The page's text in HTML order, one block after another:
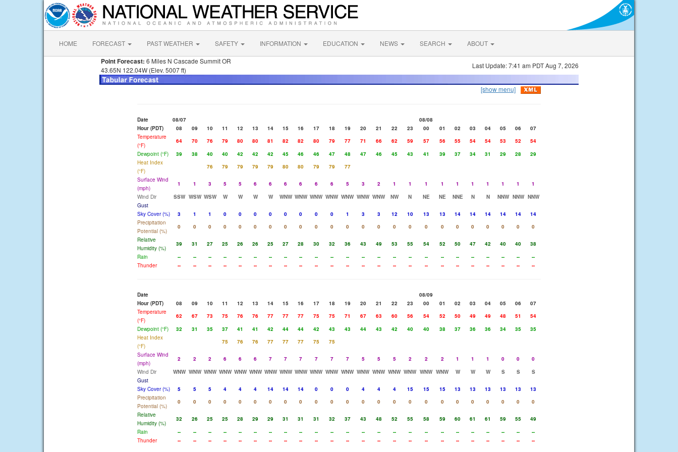
HOME FORECAST PAST WEATHER SAFETY INFORMATION EDUCATION NEWS SEARCH ABOUT
Point Forecast: 6 Miles N Cascade Summit OR
43.65N 122.04W (Elev. 5007 ft)
Last Update: 7:41 am PDT Aug 7, 2026
[show menu]
Date 08/07
08/08
Hour (PDT)
08 09 10 11 12 13 14 15 16 17 18 19 20 21 22 23 00 01 02 03 04 05 06
07
Temperature
(°F)
64 70 76 79 80 80 81 82 82 80 79 77 71 66 62 59 57 56 55 54 54 53 52
54
Dewpoint (°F)
39 38 40 40 42 42 42 45 46 46 47 48 47 46 45 43 41 39 37 34 31 29 28
29
Heat Index
(°F)
76 79 79 79 79 80 80 79 79
77
Surface Wind
(mph)
1 1 3 5 5 6 6 6 6 6 6 5 3 2 1 1 1 1 1 1 1 1 1
1
Wind Dir
SSW WSW WSW W W W W WNW WNW WNW WNW WNW WNW WNW NW N NE NE NNE N N NNW NNW NNW
Gust
Sky Cover (%)
3 1 1 0 0 0 0 0 0 0 0 1 3 3 12 10 13 13 14 14 14 14 14
14
Precipitation
Potential (%)
0 0 0 0 0 0 0 0 0 0 0 0 0 0 0 0 0 0 0 0 0 0 0
0
Relative
Humidity (%)
39 31 27 25 26 26 25 27 28 30 32 36 43 49 53 55 54 52 50 47 42 40 40
38
Rain
-- -- -- -- -- -- -- -- -- -- -- -- -- -- -- -- -- -- -- -- -- -- --
--
Thunder
-- -- -- -- -- -- -- -- -- -- -- -- -- -- -- -- -- -- -- -- -- -- -- --
Date
08/09
Hour (PDT)
08 09 10 11 12 13 14 15 16 17 18 19 20 21 22 23 00 01 02 03 04 05 06
07
Temperature
(°F)
62 67 73 75 76 76 77 77 77 75 75 71 67 63 60 56 54 52 50 49 49 48 51
54
Dewpoint (°F)
32 31 35 37 41 41 42 44 44 42 43 43 44 43 42 40 40 38 37 36 36 34 35
35
Heat Index
(°F)
75 76 76 77 77 77 75
75
Surface Wind
(mph)
2 2 2 6 6 6 7 7 7 7 7 7 5 5 5 2 2 2 1 1 1 0 0
0
Wind Dir
WNW WNW WNW WNW WNW WNW WNW WNW WNW WNW WNW WNW WNW WNW WNW WNW WNW WNW W W W S S
S
Gust
Sky Cover (%)
5 5 5 4 4 4 14 14 14 0 0 0 4 4 4 15 15 15 13 13 13 13 13
13
Precipitation
Potential (%)
0 0 0 0 0 0 0 0 0 0 0 0 0 0 0 0 0 0 0 0 0 0 0
0
Relative
Humidity (%)
32 26 25 25 28 29 29 31 31 31 32 37 43 48 52 55 58 59 60 61 61 59 55
49
Rain
-- -- -- -- -- -- -- -- -- -- -- -- -- -- -- -- -- -- -- -- -- -- --
--
Thunder
-- -- -- -- -- -- -- -- -- -- -- -- -- -- -- -- -- -- -- -- -- -- -- --